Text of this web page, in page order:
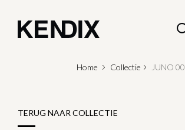
Home Collectie JUNO 00
TERUG NAAR COLLECTIE